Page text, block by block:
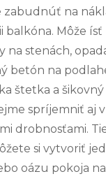
zabudnúť na
balkóna. Môže
na stenách,
betón na
štetka a
spríjemniť aj
drobnosťami.
si vytvoriť
oázu pokoja